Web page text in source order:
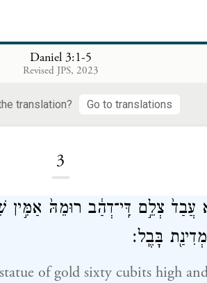
Daniel 3:1-5
Revised JPS, 2023
translation? Go to translations
3
עֲבַד֙ צְלֵ֣ם דִּֽי־דְהַ֔ב רוּמֵהּ֙
בָּבֶֽל׃
of gold sixty cubits high